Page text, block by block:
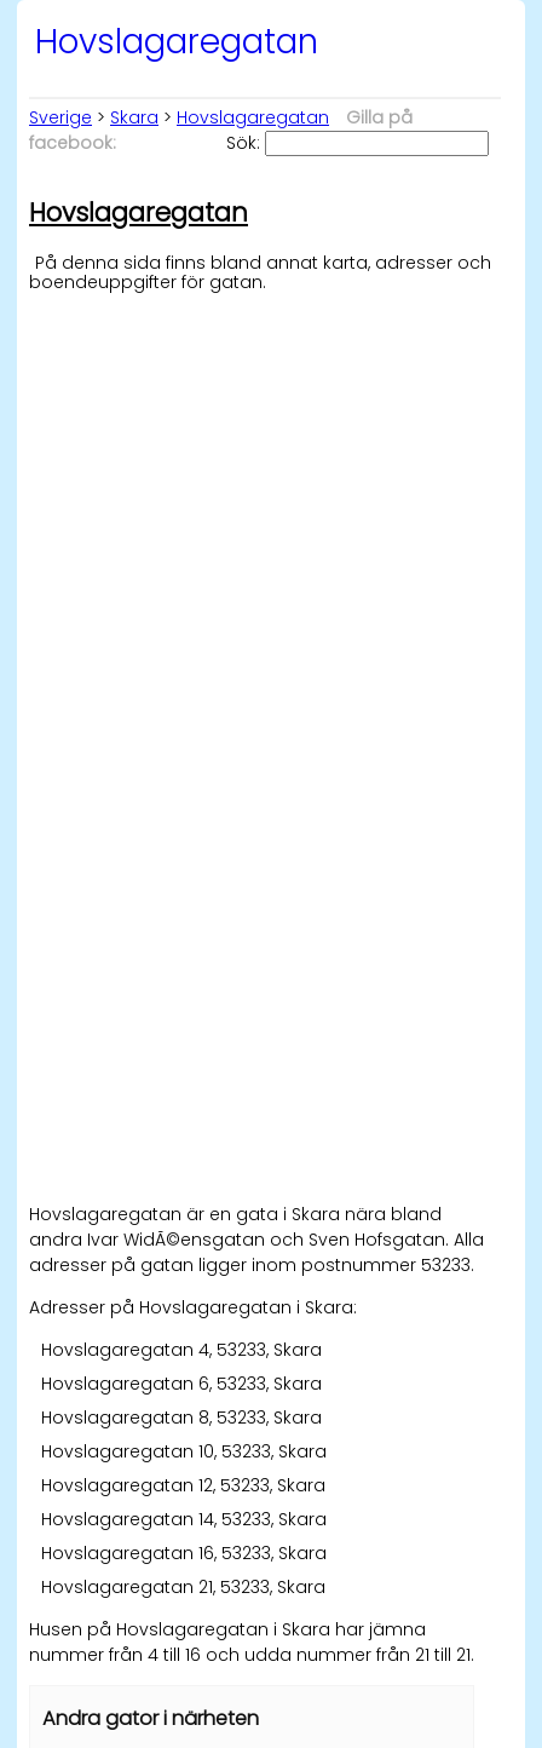
Hovslagaregatan
Sverige > Skara > Hovslagaregatan
Sök:
Gilla på
facebook:
Hovslagaregatan
På denna sida finns bland annat karta, adresser och
boendeuppgifter för gatan.
Hovslagaregatan är en gata i Skara nära bland
andra Ivar WidÃ©ensgatan och Sven Hofsgatan. Alla
adresser på gatan ligger inom postnummer 53233.
Adresser på Hovslagaregatan i Skara:
Hovslagaregatan 4, 53233, Skara
Hovslagaregatan 6, 53233, Skara
Hovslagaregatan 8, 53233, Skara
Hovslagaregatan 10, 53233, Skara
Hovslagaregatan 12, 53233, Skara
Hovslagaregatan 14, 53233, Skara
Hovslagaregatan 16, 53233, Skara
Hovslagaregatan 21, 53233, Skara
Husen på Hovslagaregatan i Skara har jämna
nummer från 4 till 16 och udda nummer från 21 till 21.
Andra gator i närheten